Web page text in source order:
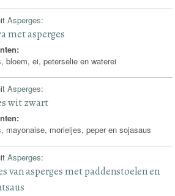
Asperges:
met asperges
bloem, ei, peterselie en waterei
Asperges:
wit zwart
mayonaise, morieljes, peper en sojasaus
Asperges:
van asperges met paddenstoelen en